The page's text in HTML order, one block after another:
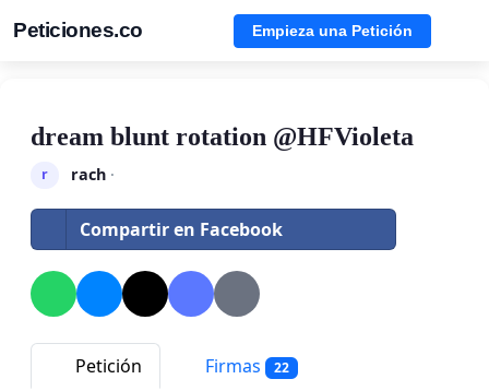
Peticiones.co Empieza una Petición
dream blunt rotation @HFVioleta
r rach·
Compartir en Facebook
Petición Firmas 22